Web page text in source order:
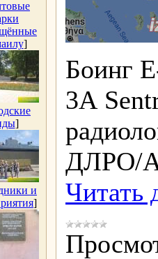
]
]
и
]
Боинг
3А
ДЛРО/
Читать